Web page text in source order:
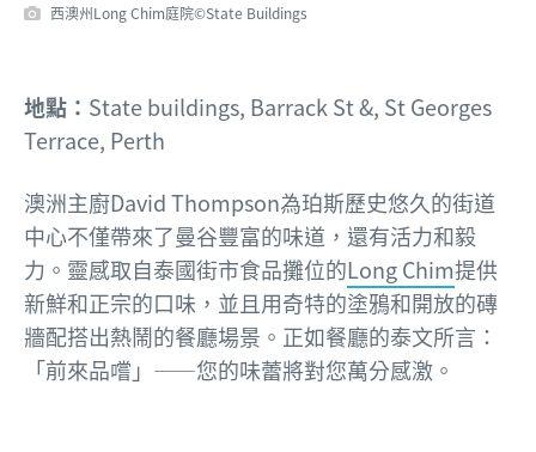
西澳州Long Chim庭院©State Buildings
地點： State buildings, Barrack St &, St Georges
Terrace, Perth
澳洲主廚David Thompson為珀斯歷史悠久的街道
中心不僅帶來了曼谷豐富的味道，還有活力和毅
力。靈感取自泰國街市食品攤位的Long Chim提供
新鮮和正宗的口味，並且用奇特的塗鴉和開放的磚
牆配搭出熱鬧的餐廳場景。正如餐廳的泰文所言：
「前來品嚐」——您的味蕾將對您萬分感激。